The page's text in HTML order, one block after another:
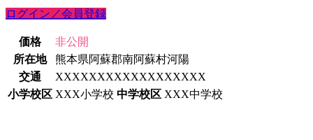
ログイン／会員登録
価格
非公開
所在地
熊本県阿蘇郡南阿蘇村河陽
交通
XXXXXXXXXXXXXXXXXX
小学校区 XXX小学校 中学校区 XXX中学校